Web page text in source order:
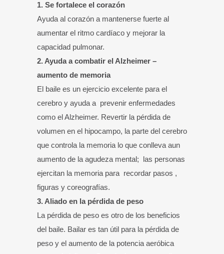
1. Se fortalece el corazón
Ayuda al corazón a mantenerse fuerte al
aumentar el ritmo cardíaco y mejorar la
capacidad pulmonar.
2. Ayuda a combatir el Alzheimer –
aumento de memoria
El baile es un ejercicio excelente para el
cerebro y ayuda a prevenir enfermedades
como el Alzheimer. Revertir la pérdida de
volumen en el hipocampo, la parte del cerebro
que controla la memoria lo que conlleva aun
aumento de la agudeza mental; las personas
ejercitan la memoria para recordar pasos ,
figuras y coreografías.
3. Aliado en la pérdida de peso
La pérdida de peso es otro de los beneficios
del baile. Bailar es tan útil para la pérdida de
peso y el aumento de la potencia aeróbica